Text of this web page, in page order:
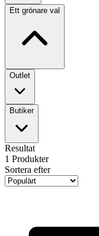
Ett grönare val
Outlet
Butiker
Resultat
1 Produkter
Sortera efter